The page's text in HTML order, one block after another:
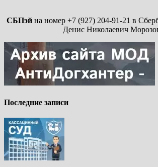
запрещенной
СБПэйна номер +7 (927) 204-91-21 в
Денис Николаевич
Последние записи